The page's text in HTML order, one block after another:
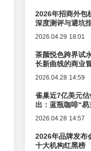
2026年招商外包
深度测评与避坑
2026.04.29 18:01
茶颜悦色跨界试
长新曲线的商业
2026.04.28 14:59
雀巢近7亿美元
出：蓝瓶咖啡“
2026.04.28 14:57
2026年品牌发布
十大机构红黑榜